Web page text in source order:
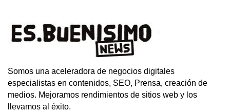
Somos una aceleradora de negocios digitales
especialistas en contenidos, SEO, Prensa, creación de
medios. Mejoramos rendimientos de sitios web y los
llevamos al éxito.